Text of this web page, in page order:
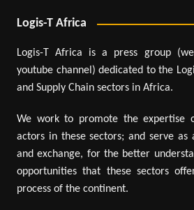
Logis-T Africa
Logis-T Africa is a press group
youtube channel) dedicated to the
and Supply Chain sectors in Africa.
We work to promote the expertise
actors in these sectors; and serve
and exchange, for the better
opportunities that these sectors
process of the continent.